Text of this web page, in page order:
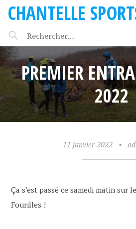
CHANTELLE
PREMIER
2022
11 janvier 2022 •
Ça s’est passé ce samedi matin sur
Fourilles !